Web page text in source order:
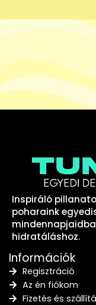
Inspiráló
poharaink
hidratáláshoz.
Információk
Regisztráció
Az én fiókom
Fizetés és